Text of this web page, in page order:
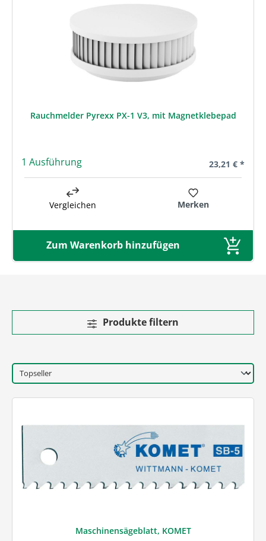
Rauchmelder Pyrexx PX-1 V3, mit Magnetklebepad
1 Ausführung Regulärer
23,21 € *
Vergleichen Merken
Zum Warenkorb hinzufügen
Produkte filtern
Maschinensägeblatt, KOMET